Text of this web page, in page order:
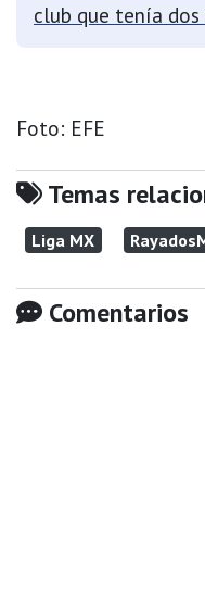
club que tenía dos
Foto: EFE
Temas
Liga MX
Comentarios